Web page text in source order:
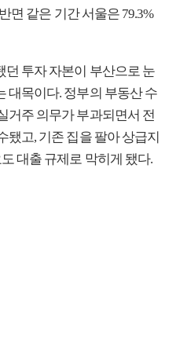
면 같은 기간 서울은 79.3%
던 투자 자본이 부산으로 눈
대목이다. 정부의 부동산 수
거주 의무가 부과되면서 전
됐고, 기존 집을 팔아 상급지
대출 규제로 막히게 됐다.